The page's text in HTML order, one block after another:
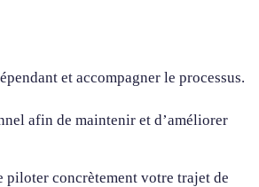
et accompagner le processus.
afin de maintenir et d’améliorer
piloter concrètement votre trajet de